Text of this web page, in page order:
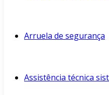
Arruela de segurança
Assistência técnica